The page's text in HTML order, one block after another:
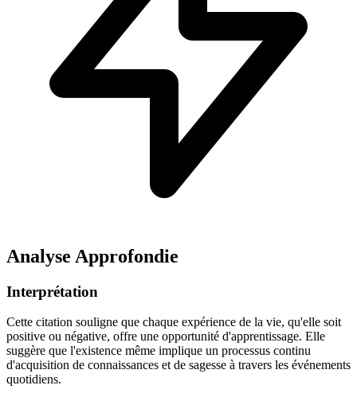
Analyse Approfondie
Interprétation
Cette citation souligne que chaque expérience de la vie, qu'elle soit
positive ou négative, offre une opportunité d'apprentissage. Elle
suggère que l'existence même implique un processus continu
d'acquisition de connaissances et de sagesse à travers les événements
quotidiens.